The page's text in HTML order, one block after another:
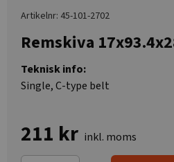
Artikelnr: 45-101-2702
Remskiva
Teknisk info:
Single, C-type belt
211 kr inkl. moms